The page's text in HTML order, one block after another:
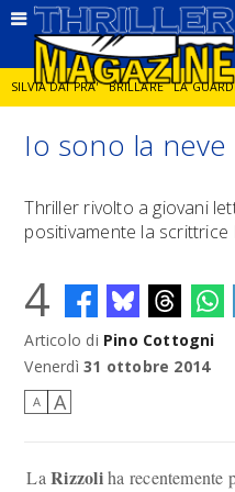
SILVIA DAI PRA' BRILLARE LA
JORGE DIAZ LA SPIA DELITTO IN
DIEGO ZANDEL GLI ANNI DI PIETRA
Io sono la neve
Thriller rivolto a giovani
positivamente la scrittrice
4
Articolo di Pino Cottogni
Venerdì 31 ottobre 2014
A A
LaRizzoliha recentemente